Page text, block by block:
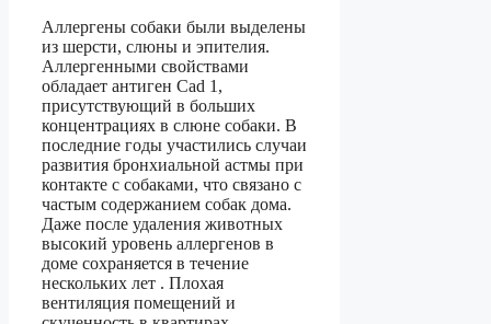
Аллергены собаки были выделены
из шерсти, слюны и эпителия.
Аллергенными свойствами
обладает антиген Cad 1,
присутствующий в больших
концентрациях в слюне собаки. В
последние годы участились случаи
развития бронхиальной астмы при
контакте с собаками, что связано с
частым содержанием собак дома.
Даже после удаления животных
высокий уровень аллергенов в
доме сохраняется в течение
нескольких лет . Плохая
вентиляция помещений и